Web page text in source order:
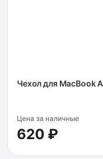
Чехол для MacBook
Цена за наличные
620 ₽